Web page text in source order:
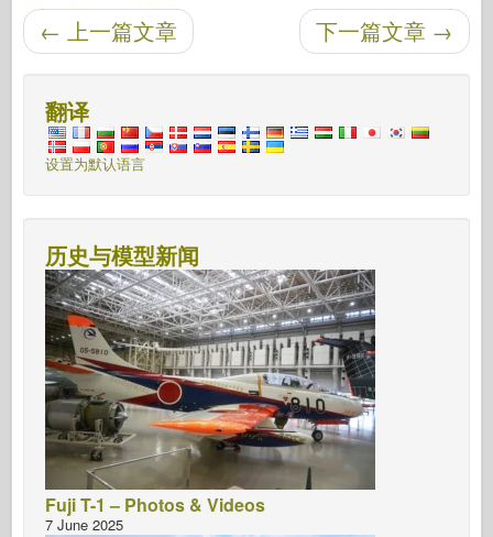
后导航 下一篇文章 →
← 上一篇文章
翻译
设置为默认语言
历史与模型新闻
Fuji T-1 – Photos & Videos
7 June 2025